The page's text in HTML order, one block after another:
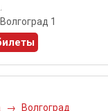
Волгоград 1
→ Волгоград